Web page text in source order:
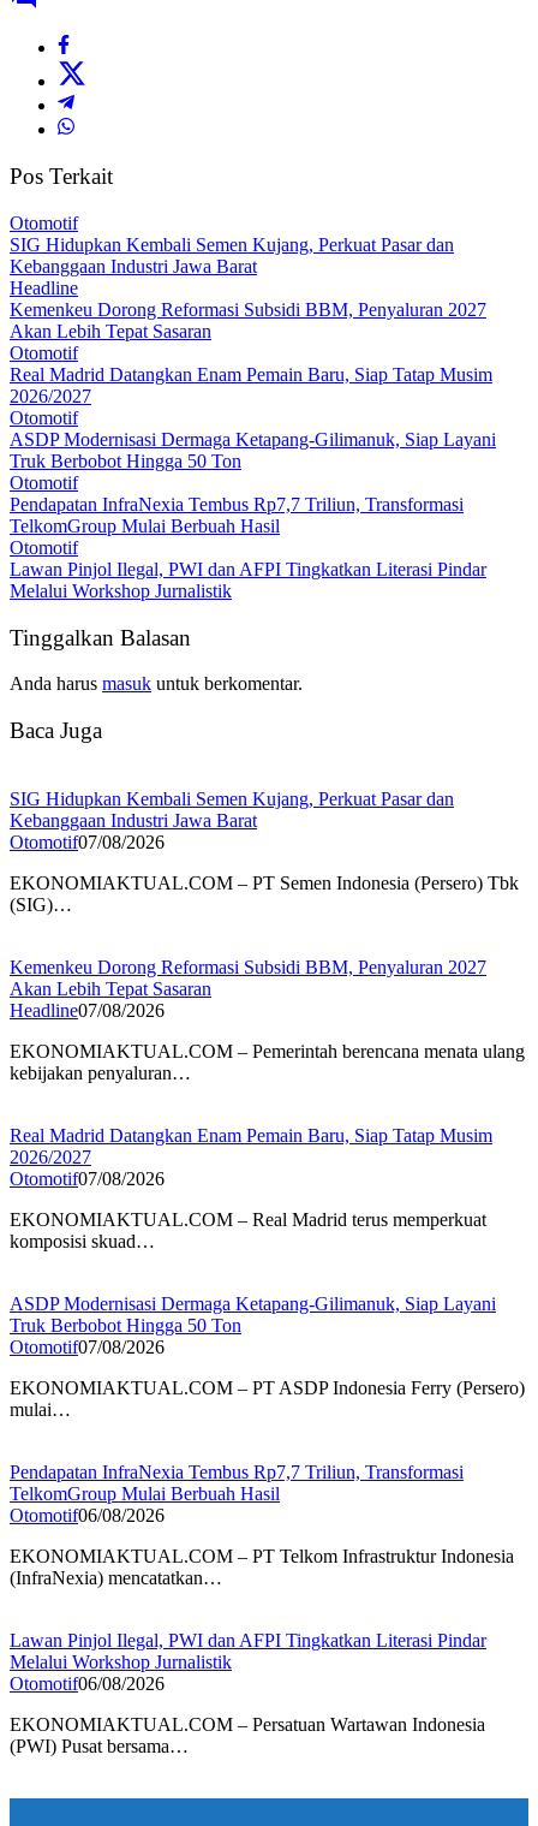
Pos Terkait
Otomotif
SIG Hidupkan Kembali Semen Kujang, Perkuat Pasar dan
Kebanggaan Industri Jawa Barat
Headline
Kemenkeu Dorong Reformasi Subsidi BBM, Penyaluran 2027
Akan Lebih Tepat Sasaran
Otomotif
Real Madrid Datangkan Enam Pemain Baru, Siap Tatap Musim
2026/2027
Otomotif
ASDP Modernisasi Dermaga Ketapang-Gilimanuk, Siap Layani
Truk Berbobot Hingga 50 Ton
Otomotif
Pendapatan InfraNexia Tembus Rp7,7 Triliun, Transformasi
TelkomGroup Mulai Berbuah Hasil
Otomotif
Lawan Pinjol Ilegal, PWI dan AFPI Tingkatkan Literasi Pindar
Melalui Workshop Jurnalistik
Tinggalkan Balasan
Anda harus masuk untuk berkomentar.
Baca Juga
SIG Hidupkan Kembali Semen Kujang, Perkuat Pasar dan
Kebanggaan Industri Jawa Barat
Otomotif07/08/2026
EKONOMIAKTUAL.COM – PT Semen Indonesia (Persero) Tbk
(SIG)…
Kemenkeu Dorong Reformasi Subsidi BBM, Penyaluran 2027
Akan Lebih Tepat Sasaran
Headline07/08/2026
EKONOMIAKTUAL.COM – Pemerintah berencana menata ulang
kebijakan penyaluran…
Real Madrid Datangkan Enam Pemain Baru, Siap Tatap Musim
2026/2027
Otomotif07/08/2026
EKONOMIAKTUAL.COM – Real Madrid terus memperkuat
komposisi skuad…
ASDP Modernisasi Dermaga Ketapang-Gilimanuk, Siap Layani
Truk Berbobot Hingga 50 Ton
Otomotif07/08/2026
EKONOMIAKTUAL.COM – PT ASDP Indonesia Ferry (Persero)
mulai…
Pendapatan InfraNexia Tembus Rp7,7 Triliun, Transformasi
TelkomGroup Mulai Berbuah Hasil
Otomotif06/08/2026
EKONOMIAKTUAL.COM – PT Telkom Infrastruktur Indonesia
(InfraNexia) mencatatkan…
Lawan Pinjol Ilegal, PWI dan AFPI Tingkatkan Literasi Pindar
Melalui Workshop Jurnalistik
Otomotif06/08/2026
EKONOMIAKTUAL.COM – Persatuan Wartawan Indonesia
(PWI) Pusat bersama…